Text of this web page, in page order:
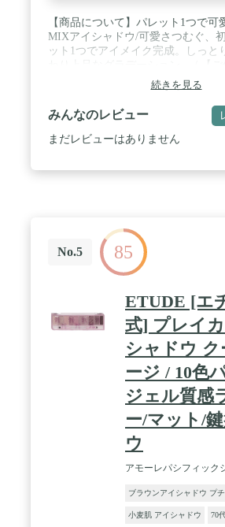
【商品について】パレット1つで可
MIXアイシャドウ/可愛さつむぐ、
ット1つでアイメイク完成。しっと
シや指先に適量をとり、まぶたに
ください。 / 【ご使用上の注意】○
じていないかよく注意して使用し
粧品がお肌に合わないとき即ち次
は、使用を中止してください。その
もの、しっしん等、異常があると
ください。○目に入らないようご注
に入った時はこすらずにすぐに洗い
い。目に異物感が残る場合は、眼
さい。○使用後は必ずしっかり蓋を
い。○極端に高温または低温の場所
たる場所には保管しないでくださ
の届かない場所に保管してくださ
ケートな商品のため、落下などの
続きを見る
みんなのレビュー
まだレビューはありません
No.5 85
ETUDE [エ
式] プレイ
シャドウ
ージ / 10色
ジェル質感
ー/マット/
ウ
アモーレパシフィック
ブラウンアイシャドウ プ
小麦肌 アイシャドウ 70